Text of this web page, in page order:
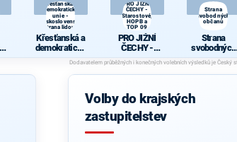
Křesťanská a
demokratická
unie -
Československá
strana lidová
Křesťanská a
demokratická
unie -
Českoslovens
ká strana
PRO JIŽNÍ
ČECHY -
Starostové,
HOPB a
TOP 09
PRO JIŽNÍ
ČECHY -
Starostové,
HOPB a TOP
09
Strana
svobodných
občanů
Strana
svobodných
občanů
Volby do krajských
zastupitelstev